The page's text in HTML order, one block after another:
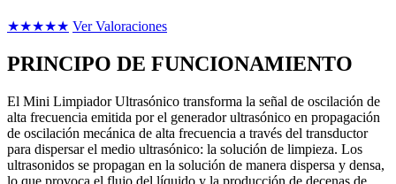
★★★★★ Ver Valoraciones
PRINCIPO DE FUNCIONAMIENTO
El Mini Limpiador Ultrasónico transforma la señal de oscilación de
alta frecuencia emitida por el generador ultrasónico en propagación
de oscilación mecánica de alta frecuencia a través del transductor
para dispersar el medio ultrasónico: la solución de limpieza. Los
ultrasonidos se propagan en la solución de manera dispersa y densa,
lo que provoca el flujo del líquido y la producción de decenas de